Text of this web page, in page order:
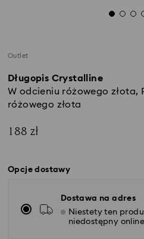
Outlet
Długopis Crystalline
W odcieniu różowego złota,
różowego złota
188 zł
Opcje dostawy
Dostawa na adres
Niestety ten
niedostępny online